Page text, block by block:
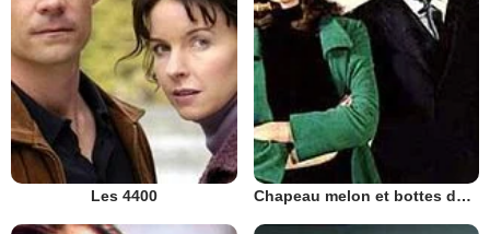
Les 4400 Chapeau melon et bottes de cuir - 1961